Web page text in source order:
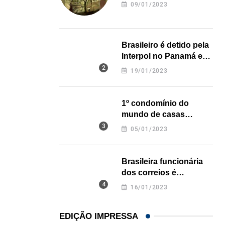
Açaí é reconhecido oficialmente como fruto
09/01/2023
Brasileiro é detido pela
Interpol no Panamá e
pode pegar prisão
19/01/2023
1º condomínio do
mundo de casas
impressas em 3D é
05/01/2023
Brasileira funcionária
dos correios é
assassinada a facadas
16/01/2023
EDIÇÃO IMPRESSA